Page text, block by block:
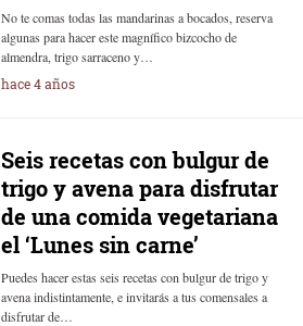
No te comas todas las mandarinas a bocados, reserva
algunas para hacer este magnífico bizcocho de
almendra, trigo sarraceno y…
hace 4 años
Seis recetas con bulgur de
trigo y avena para disfrutar
de una comida vegetariana
el ‘Lunes sin carne’
Puedes hacer estas seis recetas con bulgur de trigo y
avena indistintamente, e invitarás a tus comensales a
disfrutar de…